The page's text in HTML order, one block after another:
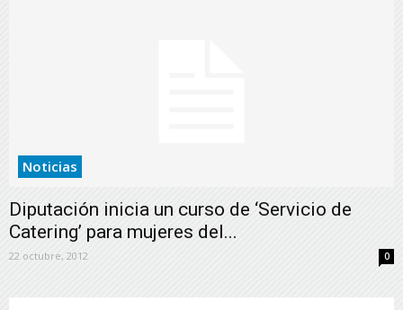
Noticias
Diputación inicia un curso de ‘Servicio de
Catering’ para mujeres del...
22 octubre, 2012 0